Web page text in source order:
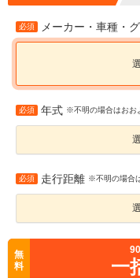
必須 メーカー・車種・
必須 年式 ※不明の場合はおお
必須 走行距離 ※不明の場合
無
料
90
一